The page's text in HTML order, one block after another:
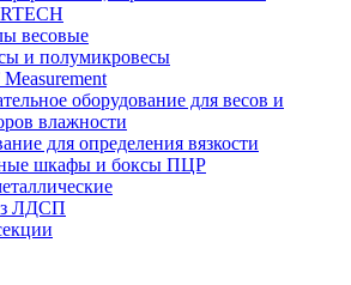
весовые
и полумикровесы
оборудование для весов и
влажности
для определения вязкости
шкафы и боксы ПЦР
ЛДСП